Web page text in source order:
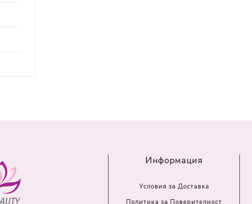
Информация
Условия за Доставка
Политика за Поверителност